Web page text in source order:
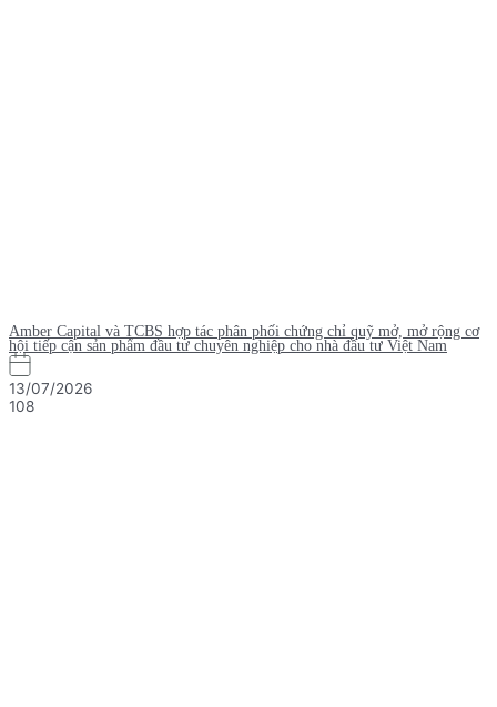
Amber Capital và TCBS hợp tác phân phối chứng chỉ quỹ mở, mở rộng cơ
hội tiếp cận sản phẩm đầu tư chuyên nghiệp cho nhà đầu tư Việt Nam
13/07/2026
108